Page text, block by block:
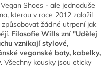
Shoes - ale jednoduše
kterou v roce 2012 založil
žádné utrpení jak
Filosofie Wills zní "Udělej
vznikají stylové,
veganské boty, kabelky,
Všechny kousky jsou eticky